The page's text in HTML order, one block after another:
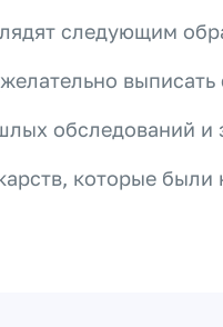
следующим
обследований
которые